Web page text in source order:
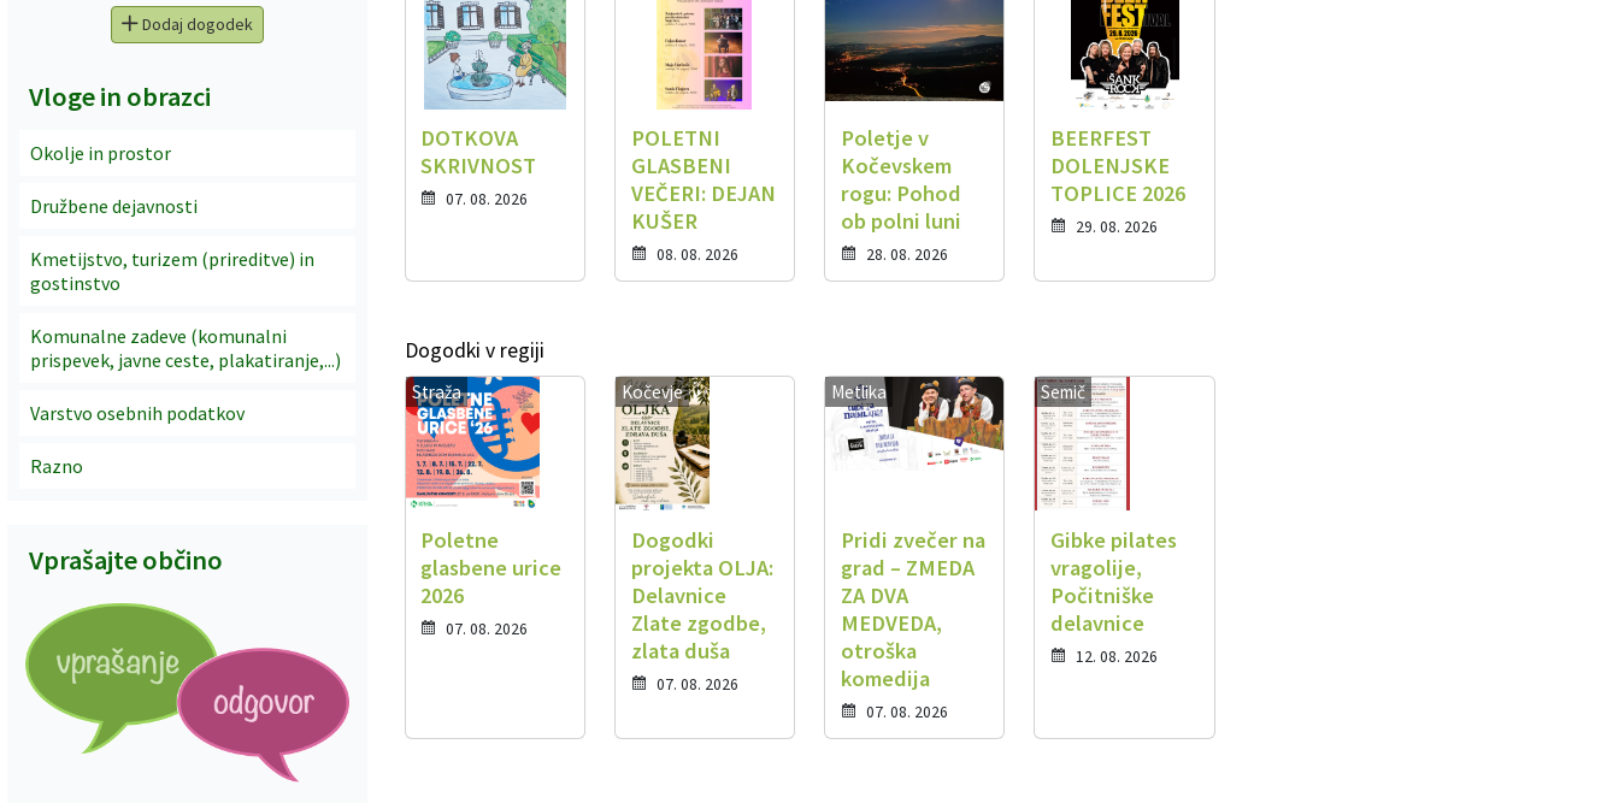
DOTKOVA
SKRIVNOST
07. 08. 2026
POLETNI
GLASBENI
VEČERI: DEJAN
KUŠER
08. 08. 2026
Poletje v
Kočevskem
rogu: Pohod
ob polni luni
28. 08. 2026
BEERFEST
DOLENJSKE
TOPLICE 2026
29. 08. 2026
Dogodki v regiji
Straža
Poletne
glasbene urice
2026
07. 08. 2026
Kočevje
Dogodki
projekta OLJA:
Delavnice
Zlate zgodbe,
zlata duša
07. 08. 2026
Metlika
Pridi zvečer na
grad – ZMEDA
ZA DVA
MEDVEDA,
otroška
komedija
07. 08. 2026
Semič
Gibke pilates
vragolije,
Počitniške
delavnice
12. 08. 2026
Dodaj dogodek
Vloge in obrazci
Okolje in prostor
Družbene dejavnosti
Kmetijstvo, turizem (prireditve) in
gostinstvo
Komunalne zadeve (komunalni
prispevek, javne ceste, plakatiranje,...)
Varstvo osebnih podatkov
Razno
Vprašajte občino